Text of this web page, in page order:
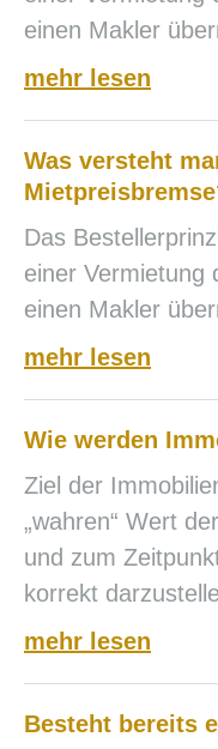
einen Makler
mehr lesen
Was versteht
Das
einer Vermietung
einen Makler
mehr lesen
Wie werden
Ziel der
„wahren“ Wert
und zum
korrekt
mehr lesen
Besteht bereits